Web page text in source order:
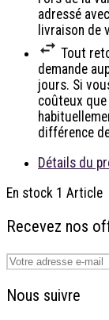
adressé
livraison de
Tout
demande
jours. Si
coûteux
différence
Détails du
En stock 1 Article
Recevez nos
Nous suivre